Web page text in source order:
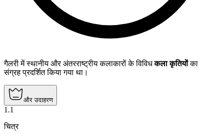
गैलरी में स्थानीय और अंतरराष्ट्रीय कलाकारों के विविधकला कृतियोंका
संग्रह प्रदर्शित किया गया था।
और उदाहरण
1 .1
चित्र